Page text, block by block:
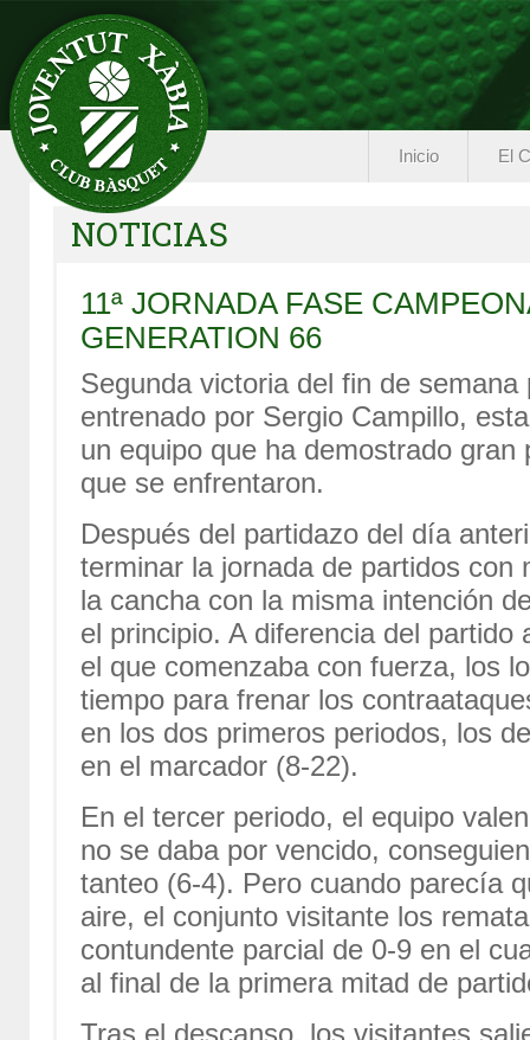
Inicio El
NOTICIAS
11ª JORNADA FASE
GENERATION 66
Segunda victoria del fin de
entrenado por Sergio Campillo,
un equipo que ha demostrado
que se enfrentaron.
Después del partidazo del día
terminar la jornada de partidos con
la cancha con la misma intención
el principio. A diferencia del
el que comenzaba con fuerza, los
tiempo para frenar los
en los dos primeros periodos, los
en el marcador (8-22).
En el tercer periodo, el equipo
no se daba por vencido,
tanteo (6-4). Pero cuando parecía
aire, el conjunto visitante los
contundente parcial de 0-9 en el
al final de la primera mitad de
Tras el descanso, los visitantes